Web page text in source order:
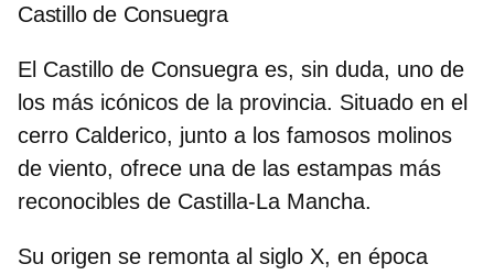
Castillo de Consuegra
El Castillo de Consuegra es, sin duda, uno de
los más icónicos de la provincia. Situado en el
cerro Calderico, junto a los famosos molinos
de viento, ofrece una de las estampas más
reconocibles de Castilla-La Mancha.
Su origen se remonta al siglo X, en época